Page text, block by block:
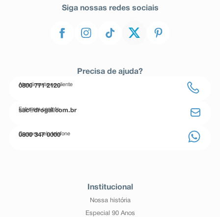
Siga nossas redes sociais
Precisa de ajuda?
Atendimento ao cliente
0800 771 2120
Entre em contato
sac@drogal.com.br
Compre pelo telefone
0800 347 0000
Institucional
Nossa história
Especial 90 Anos